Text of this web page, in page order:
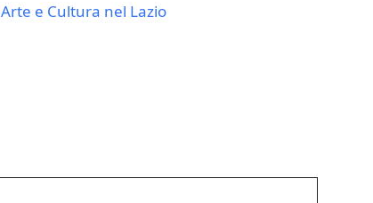
Arte e Cultura nel Lazio